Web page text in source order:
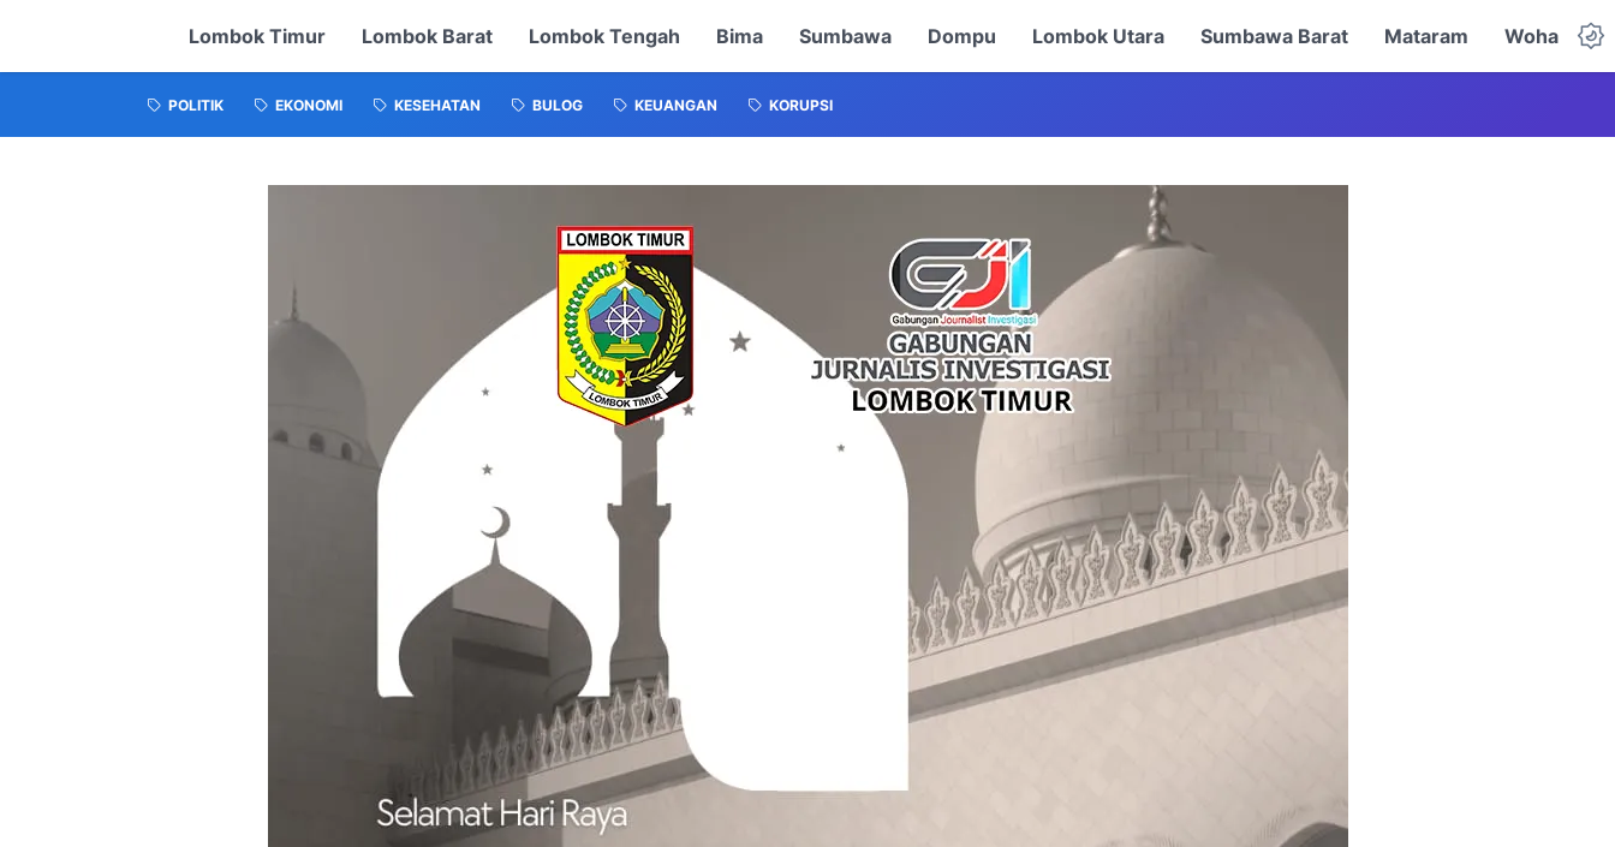
Lombok Timur Lombok Barat Lombok Tengah Bima Sumbawa Dompu Lombok Utara Sumbawa Barat Mataram Woha
POLITIK EKONOMI KESEHATAN BULOG KEUANGAN KORUPSI